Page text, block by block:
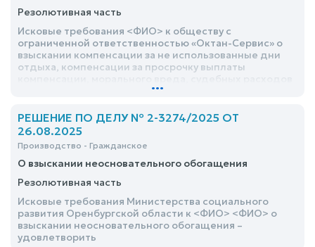
Резолютивная часть
Исковые требования <ФИО> к обществу с
ограниченной ответственностью «Октан-Сервис» о
взыскании компенсации за не использованные дни
отдыха, компенсации за просрочку выплаты
...
РЕШЕНИЕ ПО ДЕЛУ № 2-3274/2025 ОТ
26.08.2025
Производство - Гражданское
О взыскании неосновательного обогащения
Резолютивная часть
Исковые требования Министерства социального
развития Оренбургской области к <ФИО> <ФИО> о
взыскании неосновательного обогащения –
удовлетворить